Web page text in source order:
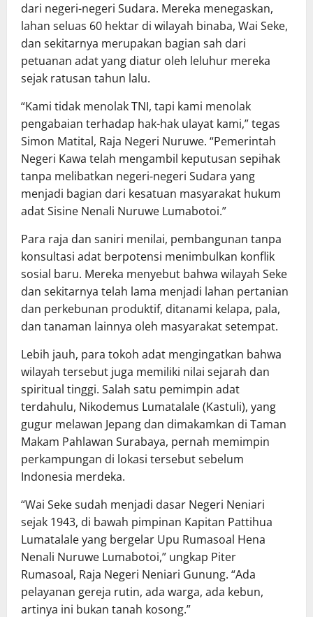
dari negeri-negeri Sudara. Mereka menegaskan,
lahan seluas 60 hektar di wilayah binaba, Wai Seke,
dan sekitarnya merupakan bagian sah dari
petuanan adat yang diatur oleh leluhur mereka
sejak ratusan tahun lalu.
“Kami tidak menolak TNI, tapi kami menolak
pengabaian terhadap hak-hak ulayat kami,” tegas
Simon Matital, Raja Negeri Nuruwe. “Pemerintah
Negeri Kawa telah mengambil keputusan sepihak
tanpa melibatkan negeri-negeri Sudara yang
menjadi bagian dari kesatuan masyarakat hukum
adat Sisine Nenali Nuruwe Lumabotoi.”
Para raja dan saniri menilai, pembangunan tanpa
konsultasi adat berpotensi menimbulkan konflik
sosial baru. Mereka menyebut bahwa wilayah Seke
dan sekitarnya telah lama menjadi lahan pertanian
dan perkebunan produktif, ditanami kelapa, pala,
dan tanaman lainnya oleh masyarakat setempat.
Lebih jauh, para tokoh adat mengingatkan bahwa
wilayah tersebut juga memiliki nilai sejarah dan
spiritual tinggi. Salah satu pemimpin adat
terdahulu, Nikodemus Lumatalale (Kastuli), yang
gugur melawan Jepang dan dimakamkan di Taman
Makam Pahlawan Surabaya, pernah memimpin
perkampungan di lokasi tersebut sebelum
Indonesia merdeka.
“Wai Seke sudah menjadi dasar Negeri Neniari
sejak 1943, di bawah pimpinan Kapitan Pattihua
Lumatalale yang bergelar Upu Rumasoal Hena
Nenali Nuruwe Lumabotoi,” ungkap Piter
Rumasoal, Raja Negeri Neniari Gunung. “Ada
pelayanan gereja rutin, ada warga, ada kebun,
artinya ini bukan tanah kosong.”